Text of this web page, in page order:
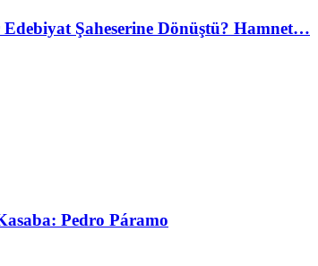
Edebiyat Şaheserine Dönüştü? Hamnet…
Pedro Páramo